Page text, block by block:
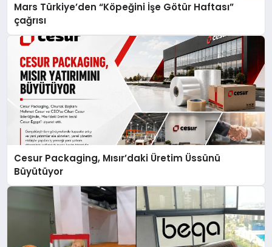
Mars Türkiye’den “Köpeğini İşe Götür Haftası”
çağrısı
Cesur Packaging, Mısır’daki Üretim Üssünü
Büyütüyor